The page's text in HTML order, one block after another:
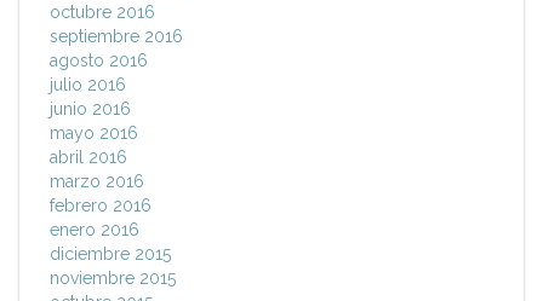
octubre 2016
septiembre 2016
agosto 2016
julio 2016
junio 2016
mayo 2016
abril 2016
marzo 2016
febrero 2016
enero 2016
diciembre 2015
noviembre 2015